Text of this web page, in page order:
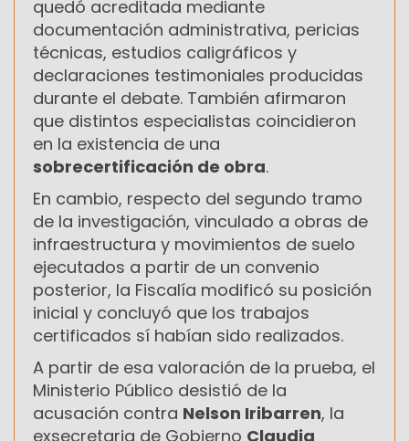
quedó acreditada mediante
documentación administrativa, pericias
técnicas, estudios caligráficos y
declaraciones testimoniales producidas
durante el debate. También afirmaron
que distintos especialistas coincidieron
en la existencia de una
sobrecertificación de obra.
En cambio, respecto del segundo tramo
de la investigación, vinculado a obras de
infraestructura y movimientos de suelo
ejecutados a partir de un convenio
posterior, la Fiscalía modificó su posición
inicial y concluyó que los trabajos
certificados sí habían sido realizados.
A partir de esa valoración de la prueba, el
Ministerio Público desistió de la
acusación contra Nelson Iribarren, la
exsecretaria de Gobierno Claudia